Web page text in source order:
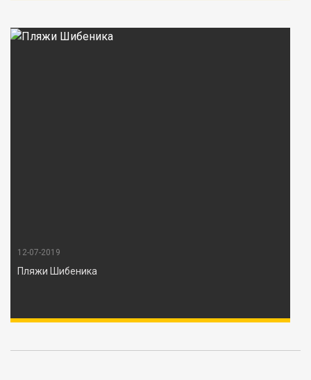
12-07-2019
Пляжи Шибеника